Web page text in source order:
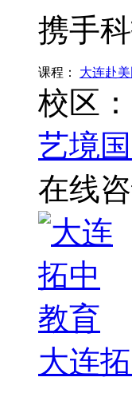
携手
课程： 大连赴
校区：
艺境
在线
大连